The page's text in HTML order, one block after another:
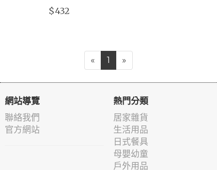
$432
« 1 »
網站導覽
聯絡我們
官方網站
熱門分類
居家雜貨
生活用品
日式餐具
母嬰幼童
戶外用品